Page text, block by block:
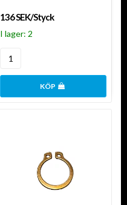
136 SEK/Styck
I lager: 2
KÖP